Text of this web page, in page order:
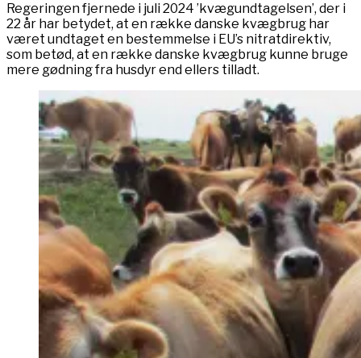
Regeringen fjernede i juli 2024 ’kvægundtagelsen’, der i
22 år har betydet, at en række danske kvægbrug har
været undtaget en bestemmelse i EU’s nitratdirektiv,
som betød, at en række danske kvægbrug kunne bruge
mere gødning fra husdyr end ellers tilladt.